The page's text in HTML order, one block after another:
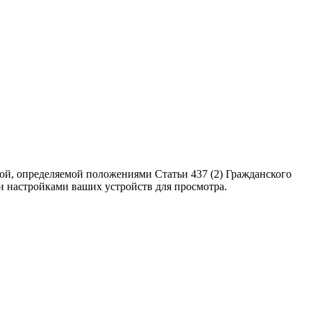
определяемой положениями Статьи 437 (2) Гражданского
настройками ваших устройств для просмотра.